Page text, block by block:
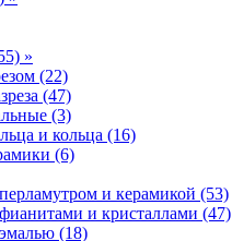
»
(22)
(47)
(3)
и кольца (16)
(6)
и керамикой (53)
и кристаллами (47)
(18)